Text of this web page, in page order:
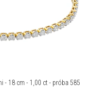
- 18 cm - 1,00 ct - próba 585